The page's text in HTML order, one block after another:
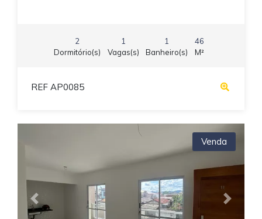
2
Dormitório(s)
1
Vagas(s)
1
Banheiro(s)
46
M²
REF AP0085
Previous Next
Venda